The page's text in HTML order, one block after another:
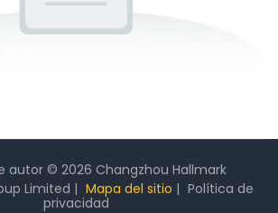
autor © 2026 Changzhou Hallmark
Limited | Mapa del sitio | Política de
privacidad